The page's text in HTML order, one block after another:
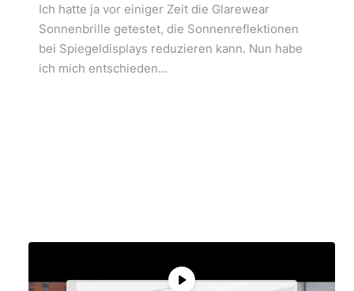
Ich hatte ja vor einiger Zeit die Glarewear
Sonnenbrille getestet, die Sonnenreflektionen
bei Spiegeldisplays reduzieren kann. Nun habe
ich mich entschieden...